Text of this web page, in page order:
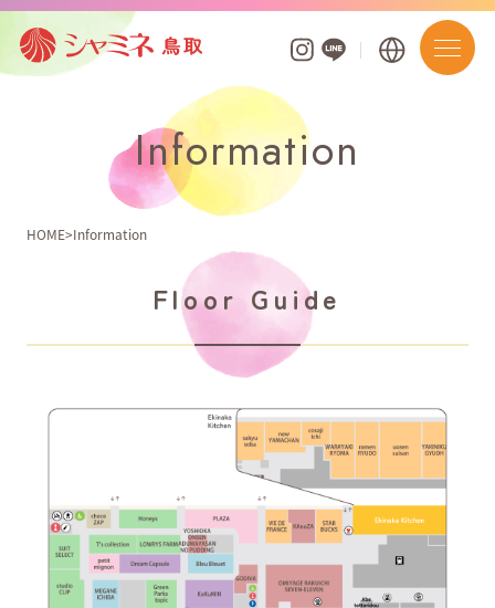
フロアガイド
ショップを探す
ショップニュース
イベント
お知らせ
ポイントアプリ・カード
営業時間・駐車場案内
よくあるご質問
ショップ求人情報
Information
HOME Information
Floor Guide